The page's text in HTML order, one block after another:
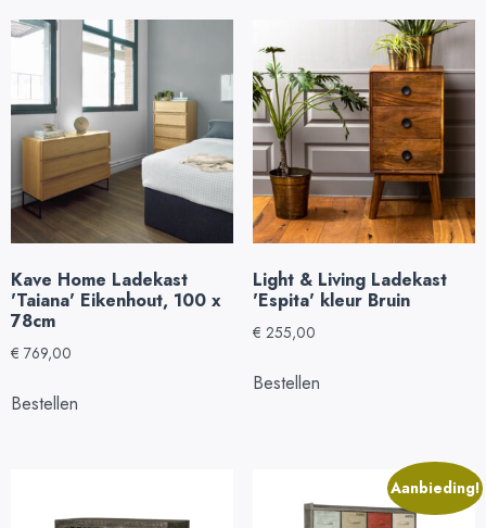
Kave Home Ladekast
'Taiana' Eikenhout, 100 x
78cm
€ 769,00
Bestellen
Light & Living Ladekast
'Espita' kleur Bruin
€ 255,00
Bestellen
Aanbieding!